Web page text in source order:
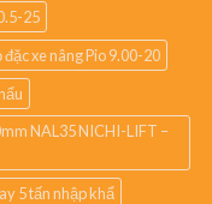
25
đặc xe nâng Pio 9.00-20
NAL35 NICHI-LIFT –
5 tấn nhập khẩ